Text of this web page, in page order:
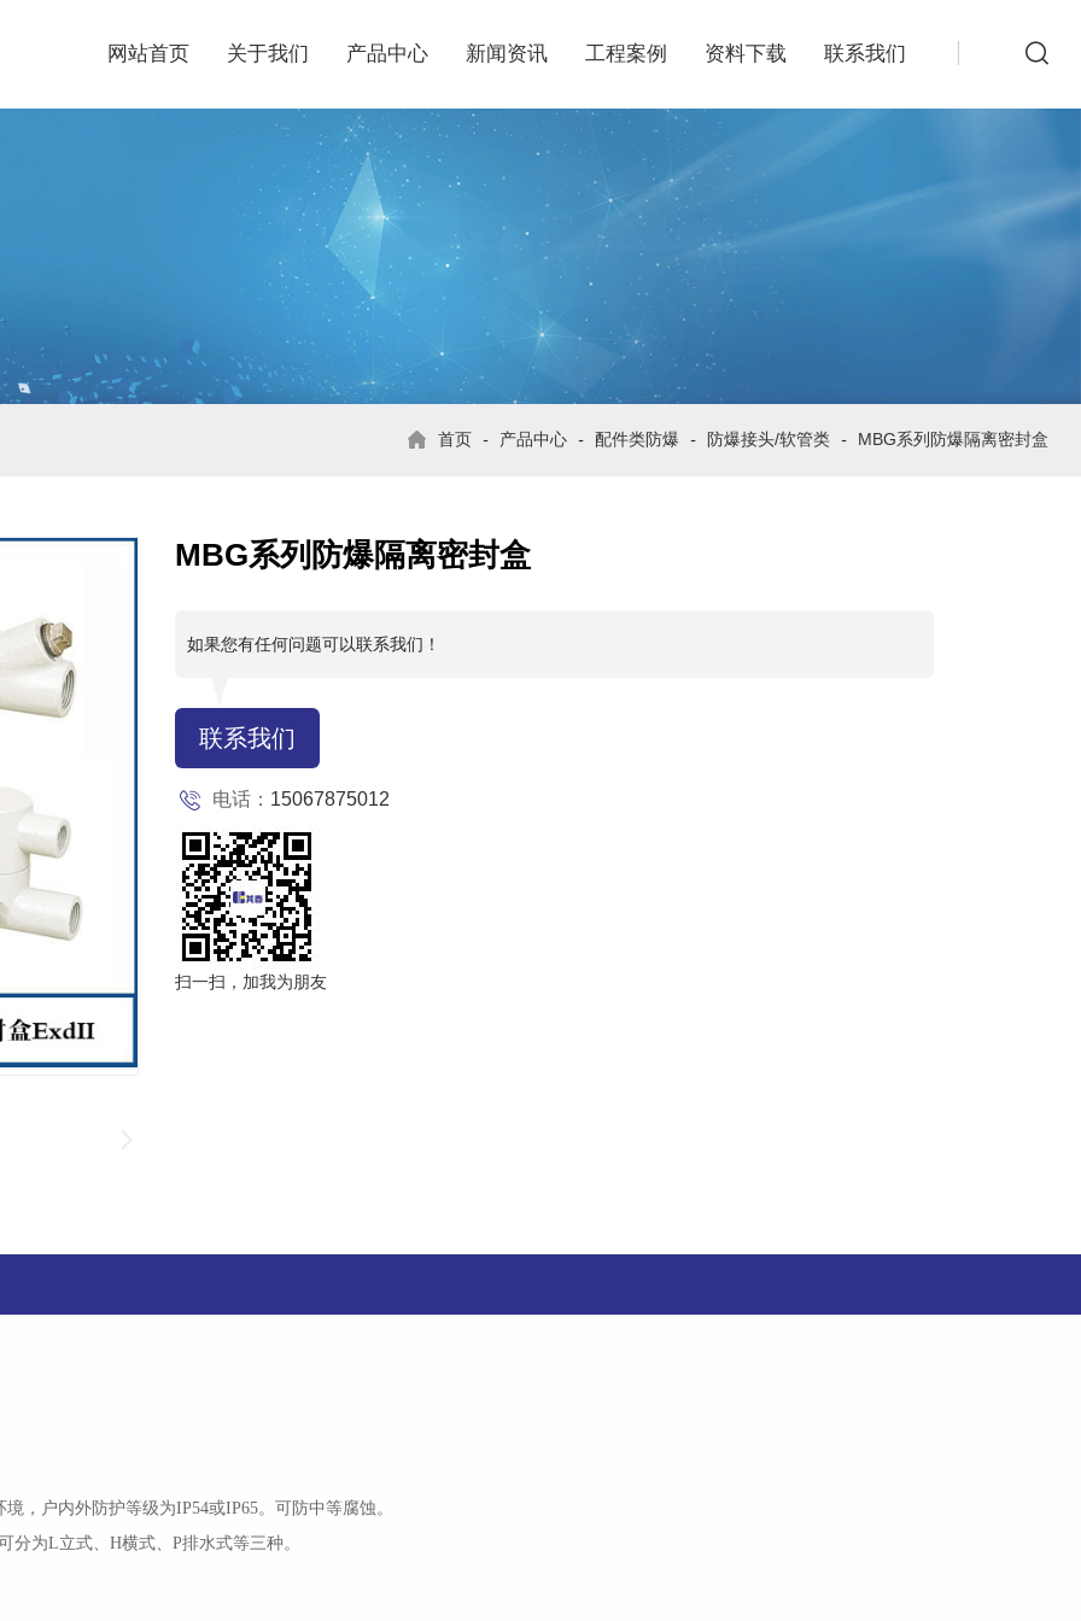
网站首页 关于我们 产品中心 新闻资讯 工程案例 资料下载 联系我们
首页 - 产品中心 - 配件类防爆 - 防爆接头/软管类 - MBG系列防爆隔离密封盒
MBG系列防爆隔离密封盒
如果您有任何问题可以联系我们！
联系我们
电话： 15067875012
扫一扫，加我为朋友
境，户内外防护等级为IP54或IP65。可防中等腐蚀。
分为L立式、 H横式、 P排水式等三种。